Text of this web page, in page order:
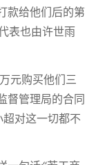
款给他们后的第
表也由许世雨
元购买他们三
督管理局的合同
超对这一切都不